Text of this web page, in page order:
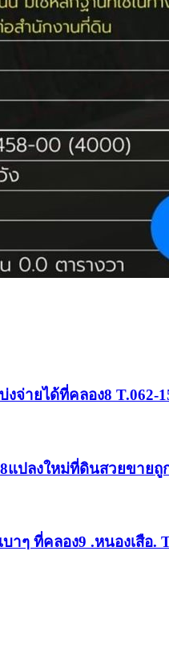
จ่ายได้ที่คลอง8 T.062-
ปลงใหม่ที่ดินสวยขายถูก
ๆ ที่คลอง9 .หนองเสือ.